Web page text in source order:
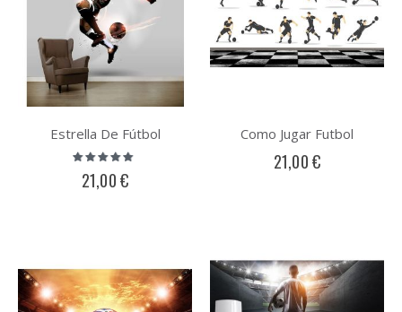
Estrella De Fútbol
Valoración:
93%
21,00 €
Como Jugar Futbol
21,00 €